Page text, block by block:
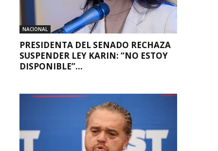
NACIONAL
PRESIDENTA DEL SENADO RECHAZA
SUSPENDER LEY KARIN: “NO ESTOY
DISPONIBLE”...